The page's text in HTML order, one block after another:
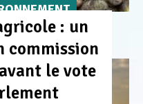
: un
commission
le vote